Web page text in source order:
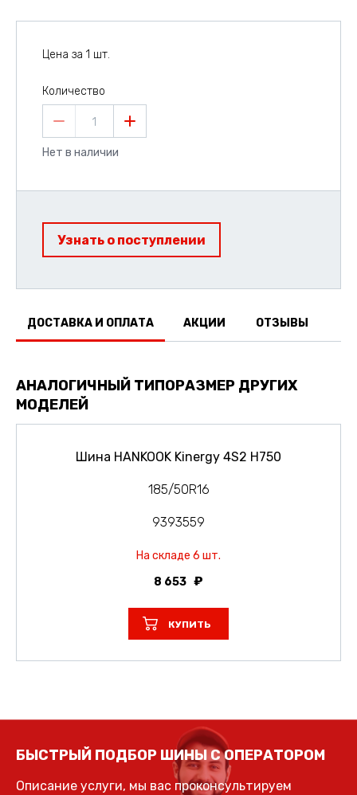
Цена за 1 шт.
Количество
1
Нет в наличии
Узнать о поступлении
ДОСТАВКА И ОПЛАТА АКЦИИ ОТЗЫВЫ
АНАЛОГИЧНЫЙ ТИПОРАЗМЕР ДРУГИХ
МОДЕЛЕЙ
Шина HANKOOK Kinergy 4S2 H750
185/50R16
9393559
На складе 6 шт.
8 653
КУПИТЬ
БЫСТРЫЙ ПОДБОР ШИНЫ С ОПЕРАТОРОМ
Описание услуги, мы вас проконсультируем